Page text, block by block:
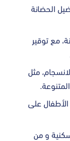
الحضانة
مع توقير
مثل
الأطفال على
و من